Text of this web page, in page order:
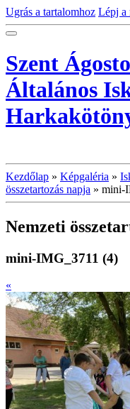
Ugrás a tartalomhoz Lépj a
Szent
Általános
Kezdőlap » Képgaléria »
összetartozás napja » mini-
Nemzeti
mini-IMG_3711 (4)
«